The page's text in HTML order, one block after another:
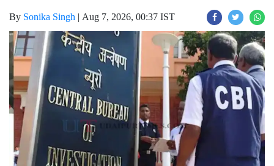
By Sonika Singh | Aug 7, 2026, 00:37 IST